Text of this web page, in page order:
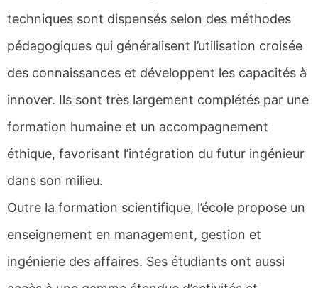
techniques sont dispensés selon des méthodes
pédagogiques qui généralisent l’utilisation croisée
des connaissances et développent les capacités à
innover. Ils sont très largement complétés par une
formation humaine et un accompagnement
éthique, favorisant l’intégration du futur ingénieur
dans son milieu.
Outre la formation scientifique, l’école propose un
enseignement en management, gestion et
ingénierie des affaires. Ses étudiants ont aussi